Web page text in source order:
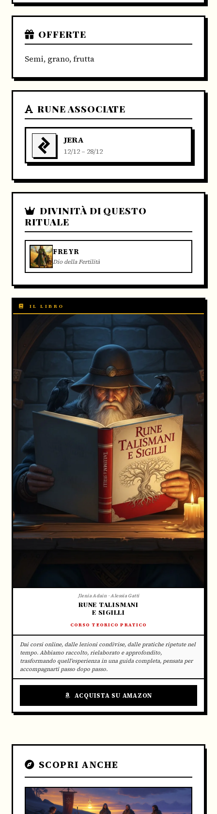
OFFERTE
Semi, grano, frutta
RUNE ASSOCIATE
JERA
12/12 – 28/12
DIVINITÀ DI QUESTO
RITUALE
FREYR
Dio della Fertilità
IL LIBRO
Jlenia Adain · Alessia Gatti
RUNE TALISMANI
E SIGILLI
CORSO TEORICO PRATICO
Dai corsi online, dalle lezioni condivise, dalle pratiche ripetute nel
tempo. Abbiamo raccolto, rielaborato e approfondito,
trasformando quell'esperienza in una guida completa, pensata per
accompagnarti passo dopo passo.
ACQUISTA SU AMAZON
SCOPRI ANCHE